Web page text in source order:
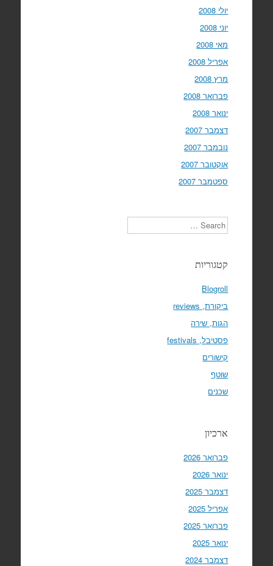
יולי 2008
יוני 2008
מאי 2008
אפריל 2008
מרץ 2008
פברואר 2008
ינואר 2008
דצמבר 2007
נובמבר 2007
אוקטובר 2007
ספטמבר 2007
Search
קטגוריות
Blogroll
ביקורת, reviews
הגות, שירה
פסטיבל, festivals
קישורים
שוטף
שכנים
ארכיון
פברואר 2026
ינואר 2026
דצמבר 2025
אפריל 2025
פברואר 2025
ינואר 2025
דצמבר 2024